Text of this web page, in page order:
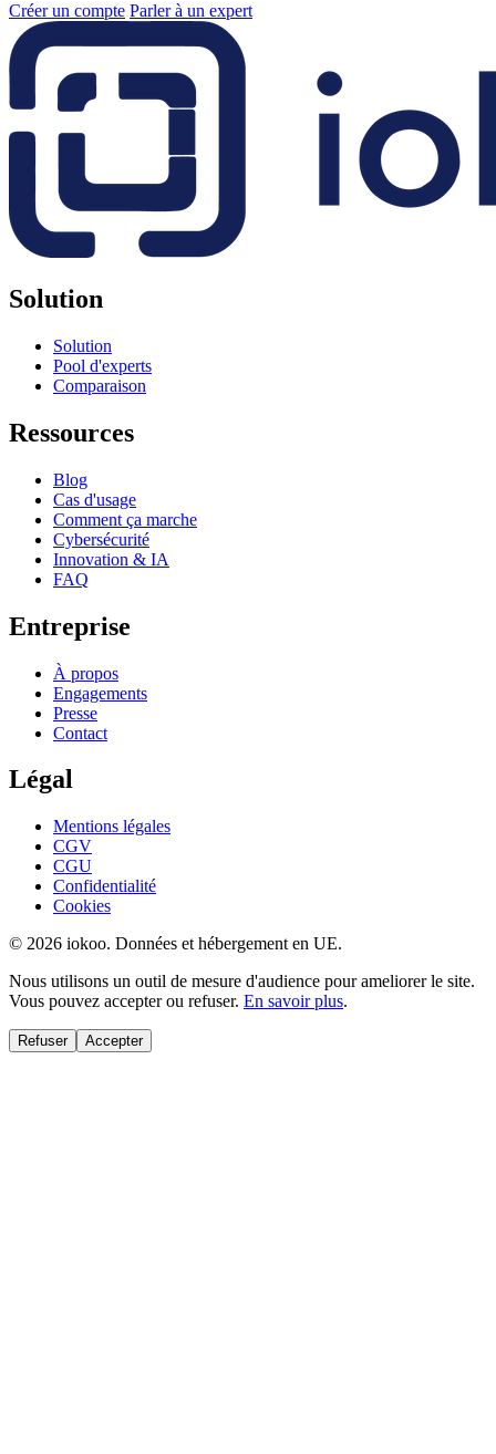
Créer un compte Parler à un expert
Solution
Solution
Pool d'experts
Comparaison
Ressources
Blog
Cas d'usage
Comment ça marche
Cybersécurité
Innovation & IA
FAQ
Entreprise
À propos
Engagements
Presse
Contact
Légal
Mentions légales
CGV
CGU
Confidentialité
Cookies
© 2026 iokoo. Données et hébergement en UE.
Nous utilisons un outil de mesure d'audience pour ameliorer le site.
Vous pouvez accepter ou refuser. En savoir plus.
Refuser Accepter